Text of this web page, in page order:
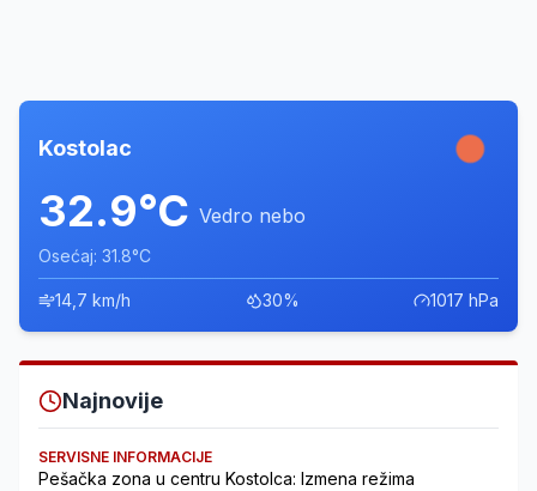
Kostolac
32.9°C Vedro nebo
Osećaj: 31.8°C
14,7 km/h 30% 1017 hPa
Najnovije
SERVISNE INFORMACIJE
Pešačka zona u centru Kostolca: Izmena režima